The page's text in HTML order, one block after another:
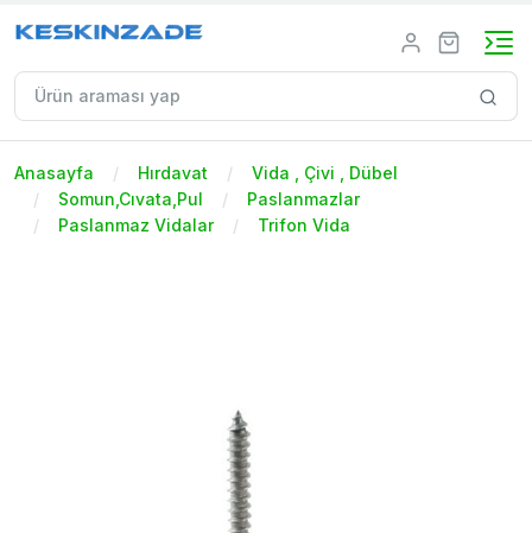
Anasayfa Hırdavat
Vida , Çivi , Dübel
Somun,Cıvata,Pul
Paslanmazlar
Paslanmaz Vidalar
Trifon Vida